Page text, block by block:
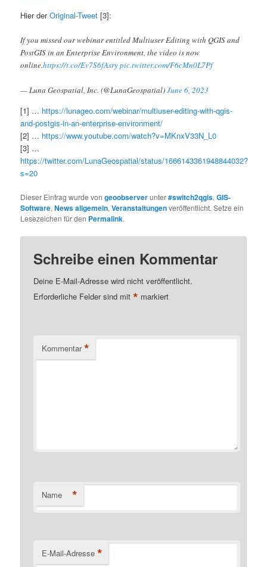
Hier derOriginal-Tweet [3]:
If you missed our webinar entitled Multiuser Editing with QGIS and
PostGIS in an Enterprise Environment, the video is now
online.https://t.co/Ev7S6fAsrypic.twitter.com/F6cMn0L7Pf
— Luna Geospatial, Inc. (@LunaGeospatial)June 6, 2023
[1] … https://lunageo.com/webinar/multiuser-editing-with-qgis-
and-postgis-in-an-enterprise-environment/
[2] … https://www.youtube.com/watch?v=MKnxV33N_L0
[3] …
https://twitter.com/LunaGeospatial/status/1666143361948844032?
s=20
Dieser Eintrag wurde vongeoobserverunter#switch2qgis,GIS-
Software,News allgemein,Veranstaltungenveröffentlicht. Setze ein
Lesezeichen für den Permalink.
Schreibe einen Kommentar
Deine E-Mail-Adresse wird nicht veröffentlicht.
Erforderliche Felder sind mit* markiert
Kommentar *
Name *
E-Mail-Adresse *